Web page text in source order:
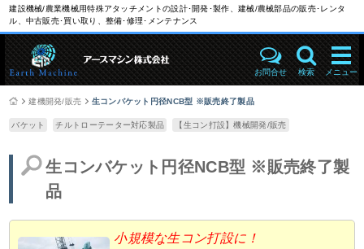
建設機械/農業機械用特殊アタッチメントの設計･開発･製作、建械/農械部品の販売･レンタ
ル、中古販売･買い取り、整備･修理･メンテナンス
お問合せ 検索 メニュー
建機開発/販売 生コンバケット円径NCB型 ※販売終了製品
バケット チルトローテーター対応製品 【生コン打設】機械開発/販売
生コンバケット円径NCB型 ※販売終了製
品
小規模な生コン打設に！